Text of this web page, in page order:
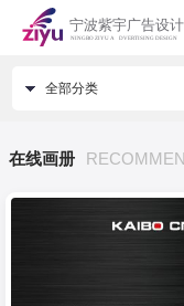
全部分类
在线画册